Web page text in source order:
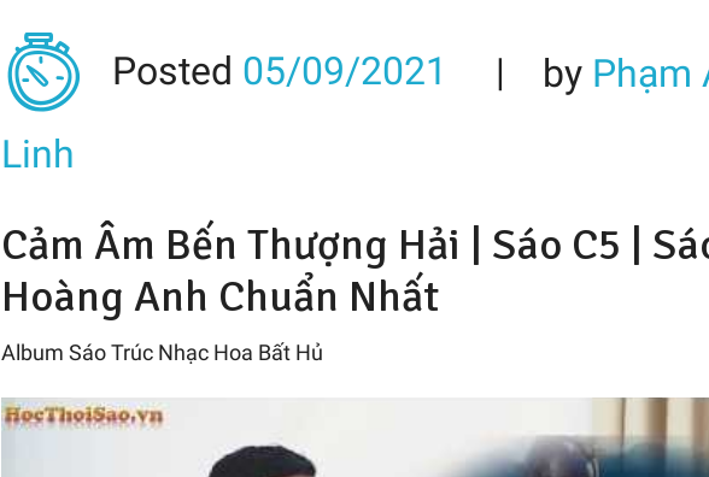
Posted 05/09/2021 by Phạm
Linh
Cảm Âm Bến Thượng Hải | Sáo C5 |
Hoàng Anh Chuẩn Nhất
Album Sáo Trúc Nhạc Hoa Bất Hủ